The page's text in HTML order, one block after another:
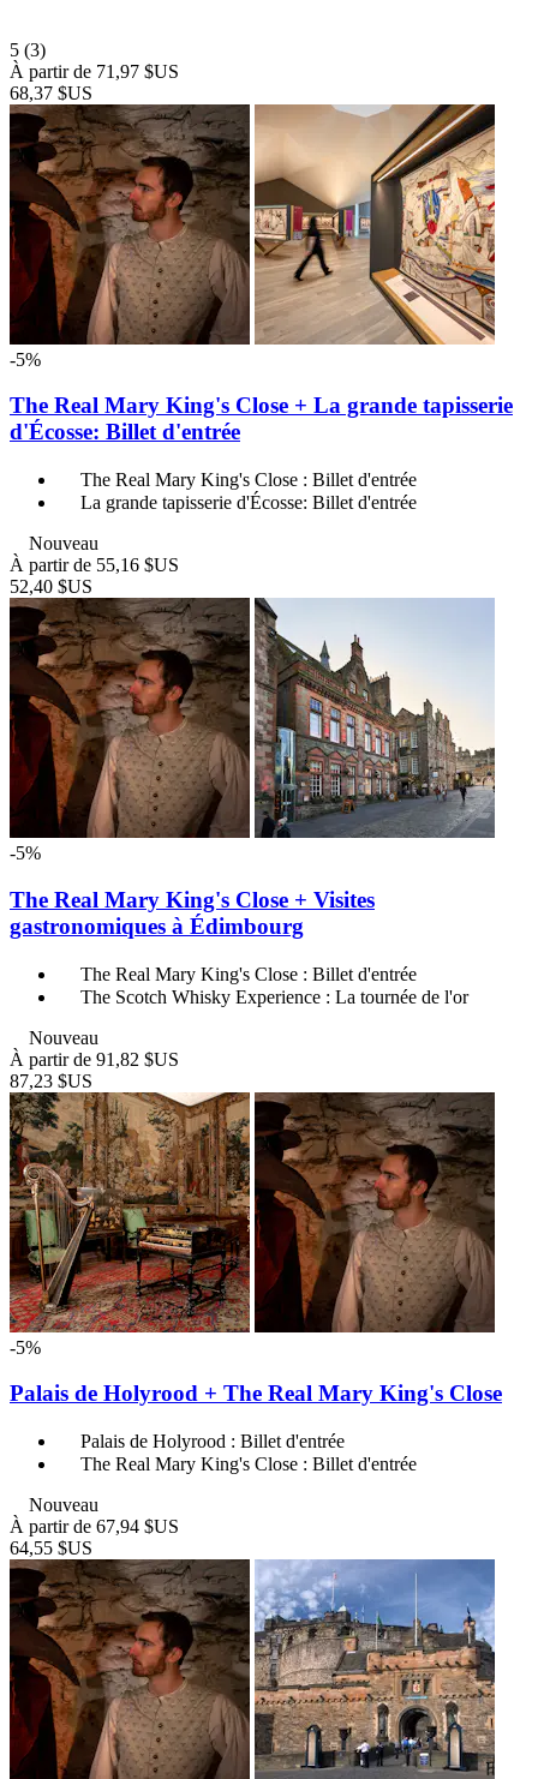
5 (3)
À partir de 71,97 $US
68,37 $US
-5%
The Real Mary King's Close + La grande tapisserie
d'Écosse: Billet d'entrée
The Real Mary King's Close : Billet d'entrée
La grande tapisserie d'Écosse: Billet d'entrée
Nouveau
À partir de 55,16 $US
52,40 $US
-5%
The Real Mary King's Close + Visites
gastronomiques à Édimbourg
The Real Mary King's Close : Billet d'entrée
The Scotch Whisky Experience : La tournée de l'or
Nouveau
À partir de 91,82 $US
87,23 $US
-5%
Palais de Holyrood + The Real Mary King's Close
Palais de Holyrood : Billet d'entrée
The Real Mary King's Close : Billet d'entrée
Nouveau
À partir de 67,94 $US
64,55 $US